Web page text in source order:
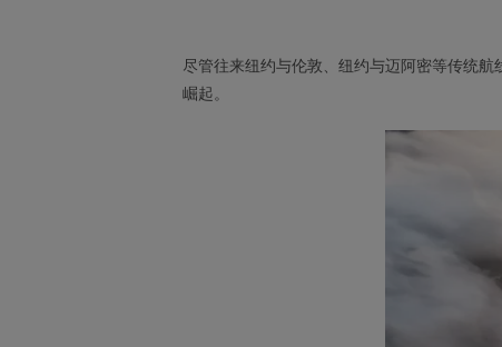
尽管往来纽约与伦敦、纽约与迈阿密等传统
崛起。